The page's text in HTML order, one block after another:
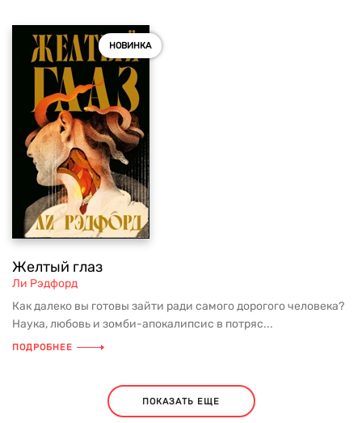
НОВИНКА
Желтый глаз
Ли Рэдфорд
Как далеко вы готовы зайти ради самого дорогого человека?
Наука, любовь и зомби-апокалипсис в потряс...
ПОДРОБНЕЕ
ПОКАЗАТЬ ЕЩЕ